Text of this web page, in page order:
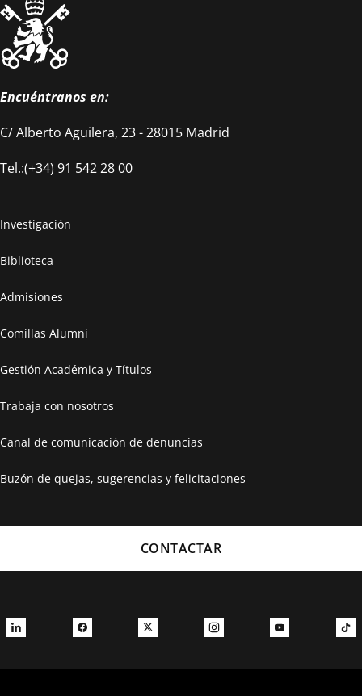
Encuéntranos en:
C/ Alberto Aguilera, 23 - 28015 Madrid
Tel.:(+34) 91 542 28 00
Investigación
Biblioteca
Admisiones
Comillas Alumni
Gestión Académica y Títulos
Trabaja con nosotros
Canal de comunicación de denuncias
Buzón de quejas, sugerencias y felicitaciones
CONTACTAR